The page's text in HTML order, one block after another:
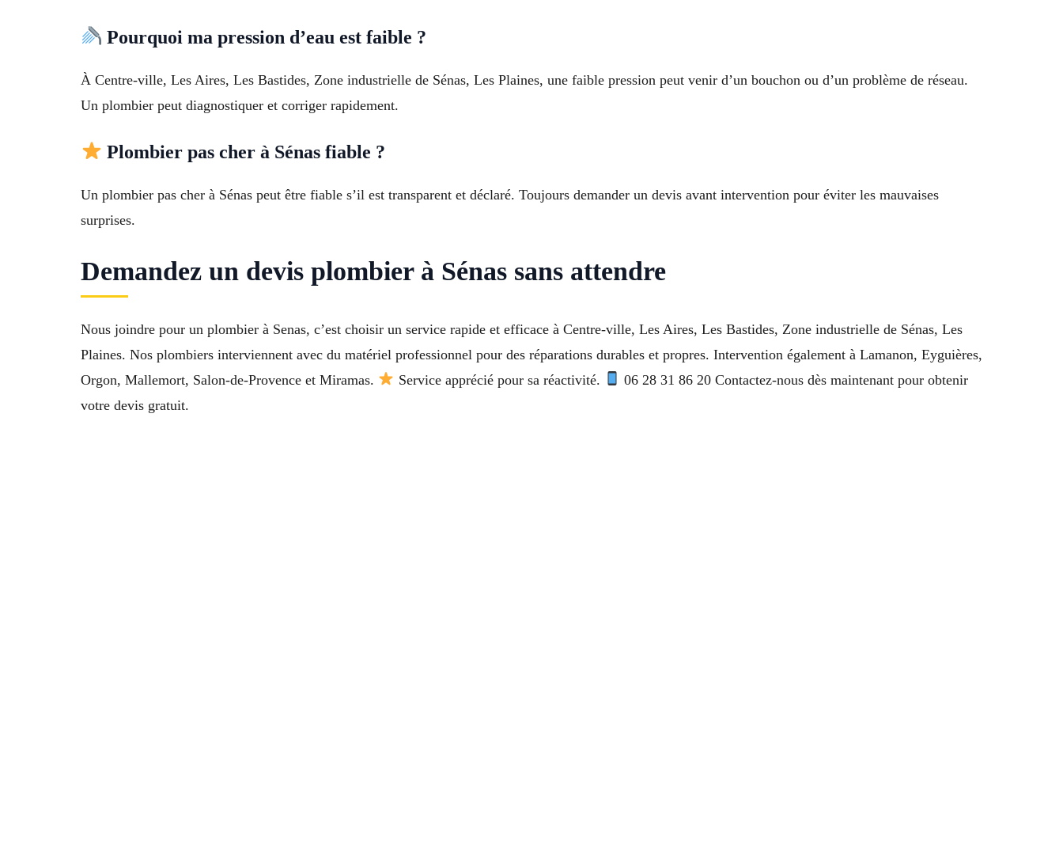
Pourquoi ma pression d’eau est faible ?
À Centre-ville, Les Aires, Les Bastides, Zone industrielle de Sénas, Les Plaines, une faible pression peut venir d’un bouchon ou d’un problème de réseau.
Un plombier peut diagnostiquer et corriger rapidement.
Plombier pas cher à Sénas fiable ?
Un plombier pas cher à Sénas peut être fiable s’il est transparent et déclaré. Toujours demander un devis avant intervention pour éviter les mauvaises
surprises.
Demandez un devis plombier à Sénas sans attendre
Nous joindre pour un plombier à Senas, c’est choisir un service rapide et efficace à Centre-ville, Les Aires, Les Bastides, Zone industrielle de Sénas, Les
Plaines. Nos plombiers interviennent avec du matériel professionnel pour des réparations durables et propres. Intervention également à Lamanon, Eyguières,
Orgon, Mallemort, Salon-de-Provence et Miramas.
Service apprécié pour sa réactivité.
06 28 31 86 20 Contactez-nous dès maintenant pour obtenir
votre devis gratuit.